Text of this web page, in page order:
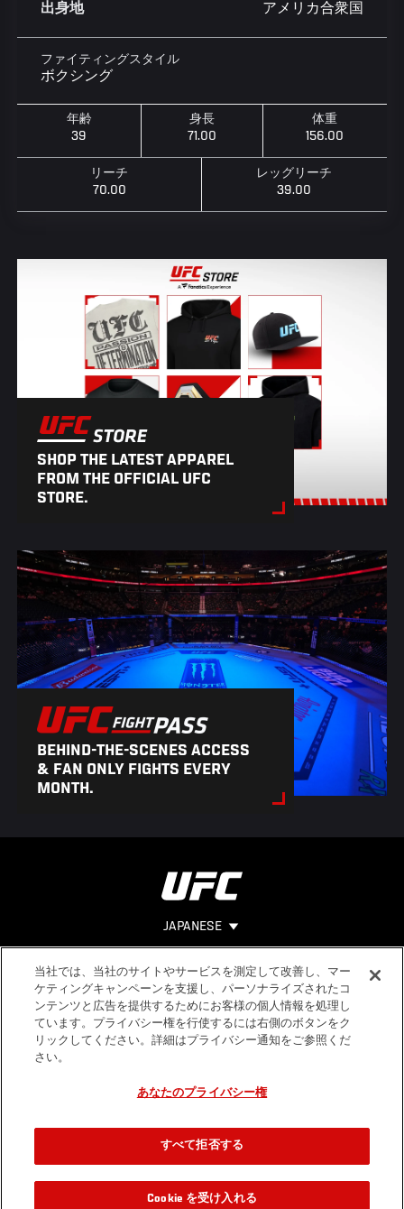
出身地 アメリカ合衆国
ファイティングスタイル
ボクシング
年齢
39
身長
71.00
体重
156.00
リーチ
70.00
レッグリーチ
39.00
SHOP THE LATEST APPAREL
FROM THE OFFICIAL UFC
STORE.
BEHIND-THE-SCENES ACCESS
& FAN ONLY FIGHTS EVERY
MONTH.
JAPANESE
Footer ヘルプ
法的事項
利用規約
個人情報保
当社では、当社のサイトやサービスを測定して改善し、マー
ケティングキャンペーンを支援し、パーソナライズされたコ
ンテンツと広告を提供するためにお客様の個人情報を処理し
ています。プライバシー権を行使するには右側のボタンをク
リックしてください。詳細はプライバシー通知をご参照くだ
さい。
あなたのプライバシー権
すべて拒否する
Cookie を受け入れる